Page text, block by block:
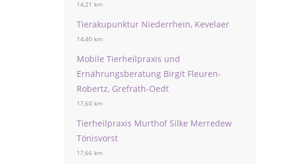
14,21 km
Tierakupunktur Niederrhein, Kevelaer
14,40 km
Mobile Tierheilpraxis und
Ernährungsberatung Birgit Fleuren-
Robertz, Grefrath-Oedt
17,60 km
Tierheilpraxis Murthof Silke Merredew
Tönisvorst
17,66 km